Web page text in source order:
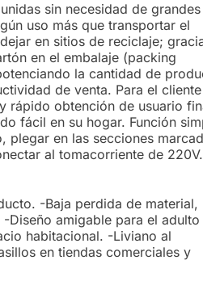
sin necesidad de grandes
uso más que transportar el
en sitios de reciclaje;
en el embalaje (packing
la cantidad de
de venta. Para el cliente
rápido obtención de usuario
fácil en su hogar. Función
plegar en las secciones
al tomacorriente de 220V.
-Baja perdida de material,
Diseño amigable para el adulto
habitacional. -Liviano al
en tiendas comerciales y